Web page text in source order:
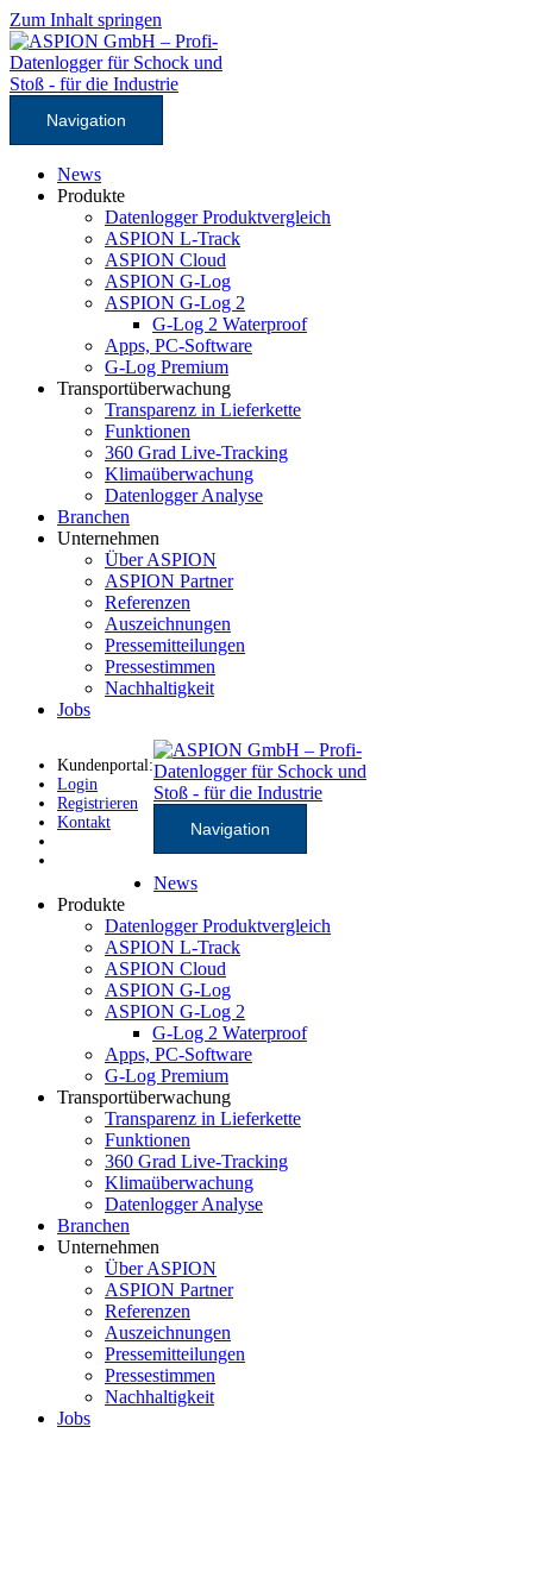
Zum Inhalt springen
Navigation
News
Produkte
Datenlogger Produktvergleich
ASPION L-Track
ASPION Cloud
ASPION G-Log
ASPION G-Log 2
G-Log 2 Waterproof
Apps, PC-Software
G-Log Premium
Transportüberwachung
Transparenz in Lieferkette
Funktionen
360 Grad Live-Tracking
Klimaüberwachung
Datenlogger Analyse
Branchen
Unternehmen
Über ASPION
ASPION Partner
Referenzen
Auszeichnungen
Pressemitteilungen
Pressestimmen
Nachhaltigkeit
Jobs
Kundenportal:
Login
Registrieren
Kontakt
Navigation
News
Produkte
Datenlogger Produktvergleich
ASPION L-Track
ASPION Cloud
ASPION G-Log
ASPION G-Log 2
G-Log 2 Waterproof
Apps, PC-Software
G-Log Premium
Transportüberwachung
Transparenz in Lieferkette
Funktionen
360 Grad Live-Tracking
Klimaüberwachung
Datenlogger Analyse
Branchen
Unternehmen
Über ASPION
ASPION Partner
Referenzen
Auszeichnungen
Pressemitteilungen
Pressestimmen
Nachhaltigkeit
Jobs